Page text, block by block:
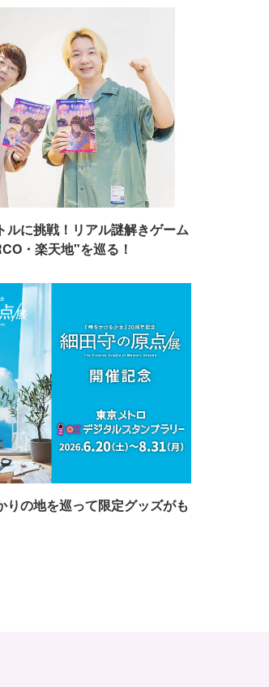
ルに挑戦！リアル謎解きゲーム
・楽天地"を巡る！
りの地を巡って限定グッズがも